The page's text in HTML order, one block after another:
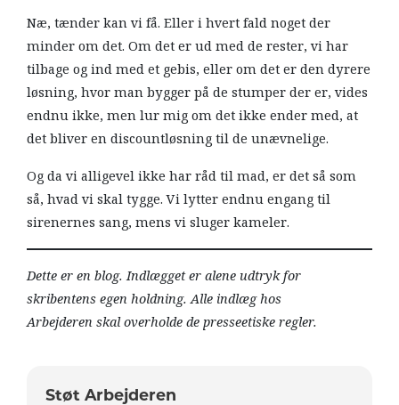
Næ, tænder kan vi få. Eller i hvert fald noget der
minder om det. Om det er ud med de rester, vi har
tilbage og ind med et gebis, eller om det er den dyrere
løsning, hvor man bygger på de stumper der er, vides
endnu ikke, men lur mig om det ikke ender med, at
det bliver en discountløsning til de unævnelige.
Og da vi alligevel ikke har råd til mad, er det så som
så, hvad vi skal tygge. Vi lytter endnu engang til
sirenernes sang, mens vi sluger kameler.
Dette er en blog. Indlægget er alene udtryk for
skribentens egen holdning. Alle indlæg hos
Arbejderen skal overholde de presseetiske regler.
Støt Arbejderen